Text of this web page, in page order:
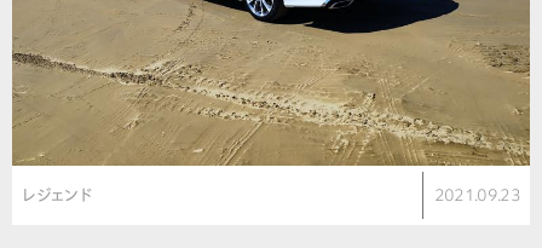
レジェンド 2021.09.23